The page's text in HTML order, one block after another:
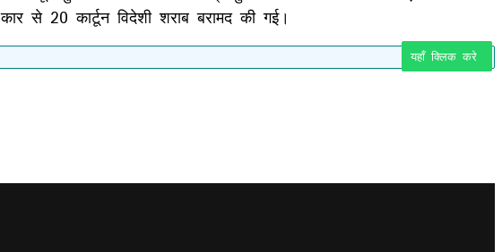
से 20 कार्टून विदेशी शराब बरामद की गई।
यहाँ क्लिक करे